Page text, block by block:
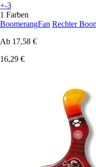
+-3
1 Farben
BoomerangFan Rechter
Ab 17,58 €
16,29 €